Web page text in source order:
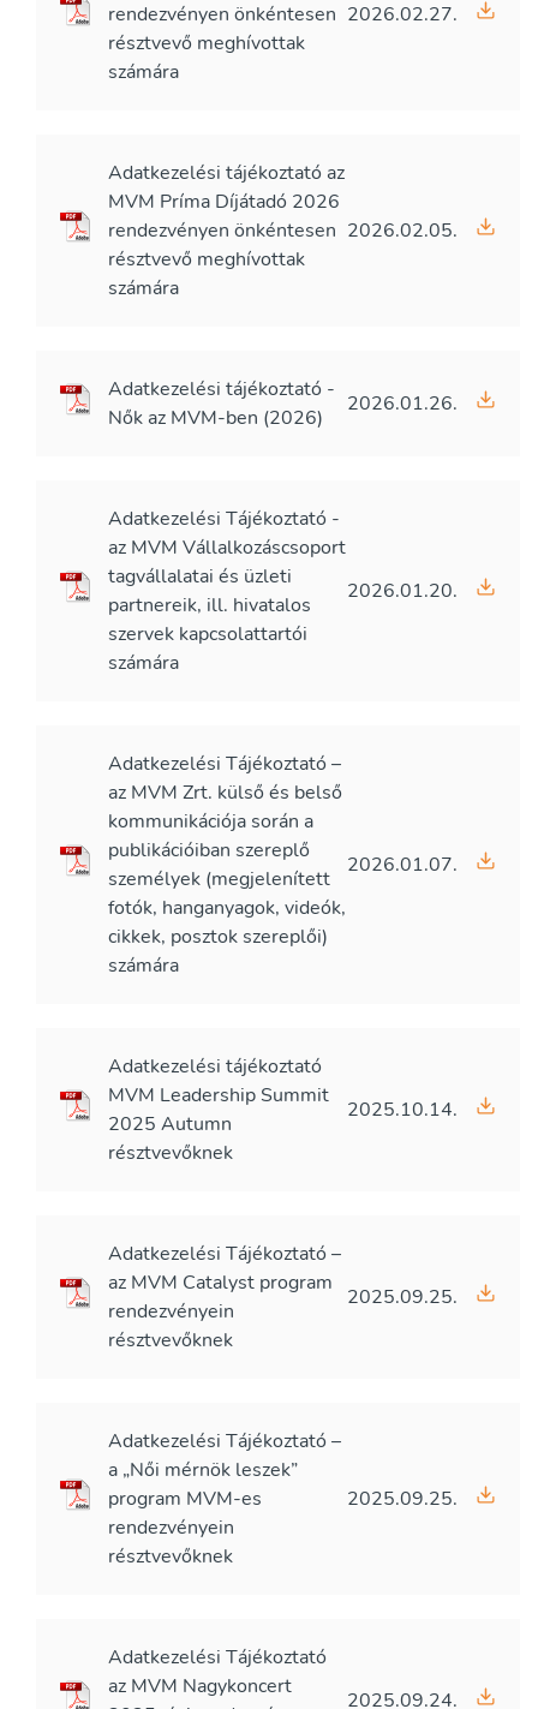
rendezvényen önkéntesen
résztvevő meghívottak
számára
2026.02.27.
Adatkezelési tájékoztató az
MVM Príma Díjátadó 2026
rendezvényen önkéntesen
résztvevő meghívottak
számára
2026.02.05.
Adatkezelési tájékoztató -
Nők az MVM-ben (2026)
2026.01.26.
Adatkezelési Tájékoztató -
az MVM Vállalkozáscsoport
tagvállalatai és üzleti
partnereik, ill. hivatalos
szervek kapcsolattartói
számára
2026.01.20.
Adatkezelési Tájékoztató –
az MVM Zrt. külső és belső
kommunikációja során a
publikációiban szereplő
személyek (megjelenített
fotók, hanganyagok, videók,
cikkek, posztok szereplői)
számára
2026.01.07.
Adatkezelési tájékoztató
MVM Leadership Summit
2025 Autumn
résztvevőknek
2025.10.14.
Adatkezelési Tájékoztató –
az MVM Catalyst program
rendezvényein
résztvevőknek
2025.09.25.
Adatkezelési Tájékoztató –
a „Női mérnök leszek”
program MVM-es
rendezvényein
résztvevőknek
2025.09.25.
Adatkezelési Tájékoztató
az MVM Nagykoncert
2025.09.24.